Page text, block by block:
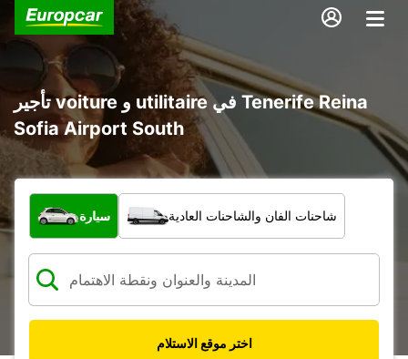
تأجير voiture و utilitaire في Tenerife Reina
Sofia Airport South
ما نوع المركبة؟
سيارة شاحنات الفان والشاحنات العادية
اختر موقع الاستلام